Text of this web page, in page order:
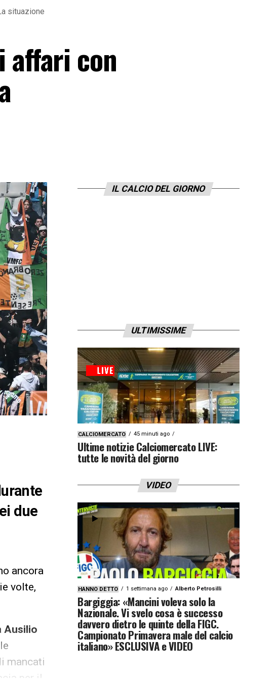
situazione
affari con
due
ancora
volte,
Ausilio
mancati
IL CALCIO DEL GIORNO
ULTIMISSIME
CALCIOMERCATO 45 minuti ago
Ultime notizie Calciomercato LIVE:
tutte le novità del giorno
VIDEO
HANNO DETTO 1 settimana ago Alberto Petrosilli
Bargiggia: «Mancini voleva solo la
Nazionale. Vi svelo cosa è successo
davvero dietro le quinte della FIGC.
Campionato Primavera male del calcio
italiano» ESCLUSIVA e VIDEO